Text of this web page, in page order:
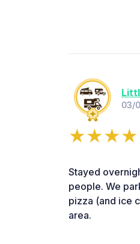
03/
Stayed
people. We
pizza (and ice
area.